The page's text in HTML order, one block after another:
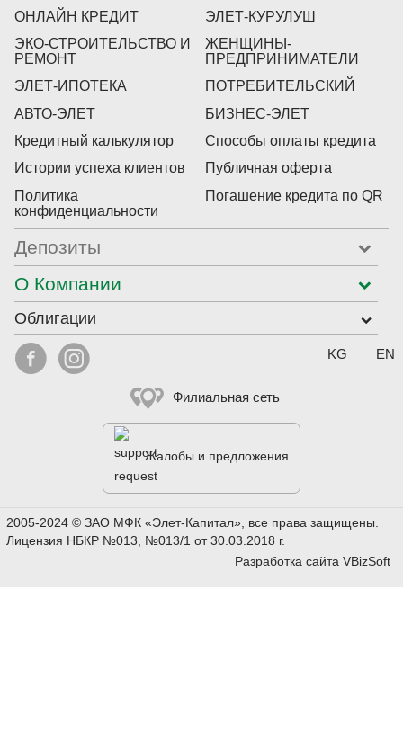
ОНЛАЙН КРЕДИТ
ЭЛЕТ-КУРУЛУШ
ЭКО-СТРОИТЕЛЬСТВО И
РЕМОНТ
ЖЕНЩИНЫ-
ПРЕДПРИНИМАТЕЛИ
ЭЛЕТ-ИПОТЕКА
ПОТРЕБИТЕЛЬСКИЙ
АВТО-ЭЛЕТ
БИЗНЕС-ЭЛЕТ
Кредитный калькулятор
Способы оплаты кредита
Истории успеха клиентов
Публичная оферта
Политика
конфиденциальности
Погашение кредита по QR
Депозиты
О Компании
Облигации
  Выберите
KG EN
Филиальная сеть
Жалобы и предложения
2005-2024 © ЗАО МФК «Элет-Капитал», все права защищены.
Лицензия НБКР №013, №013/1 от 30.03.2018 г.
Разработка сайта VBizSoft